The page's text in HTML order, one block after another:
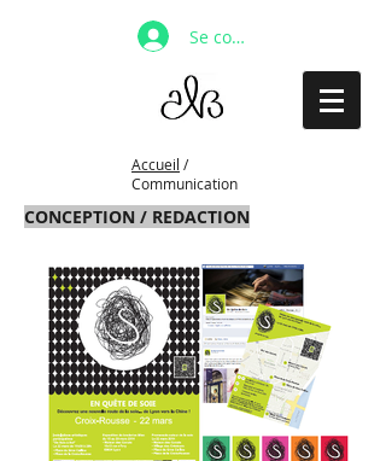
Se connecter
Accueil /
Communication
CONCEPTION / REDACTION